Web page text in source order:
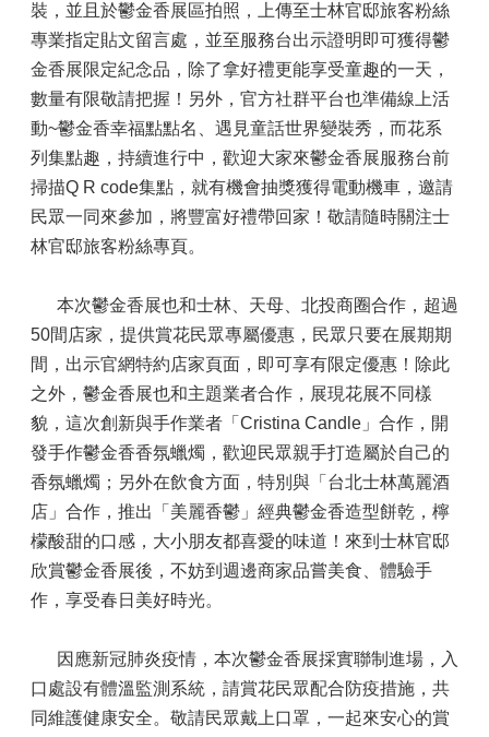
裝，並且於鬱金香展區拍照，上傳至士林官邸旅客粉絲
專業指定貼文留言處，並至服務台出示證明即可獲得鬱
金香展限定紀念品，除了拿好禮更能享受童趣的一天，
數量有限敬請把握！另外，官方社群平台也準備線上活
動~鬱金香幸福點點名、遇見童話世界變裝秀，而花系
列集點趣，持續進行中，歡迎大家來鬱金香展服務台前
掃描Q R code集點，就有機會抽獎獲得電動機車，邀請
民眾一同來參加，將豐富好禮帶回家！敬請隨時關注士
林官邸旅客粉絲專頁。
本次鬱金香展也和士林、天母、北投商圈合作，超過
50間店家，提供賞花民眾專屬優惠，民眾只要在展期期
間，出示官網特約店家頁面，即可享有限定優惠！除此
之外，鬱金香展也和主題業者合作，展現花展不同樣
貌，這次創新與手作業者「Cristina Candle」合作，開
發手作鬱金香香氛蠟燭，歡迎民眾親手打造屬於自己的
香氛蠟燭；另外在飲食方面，特別與「台北士林萬麗酒
店」合作，推出「美麗香鬱」經典鬱金香造型餅乾，檸
檬酸甜的口感，大小朋友都喜愛的味道！來到士林官邸
欣賞鬱金香展後，不妨到週邊商家品嘗美食、體驗手
作，享受春日美好時光。
因應新冠肺炎疫情，本次鬱金香展採實聯制進場，入
口處設有體溫監測系統，請賞花民眾配合防疫措施，共
同維護健康安全。敬請民眾戴上口罩，一起來安心的賞